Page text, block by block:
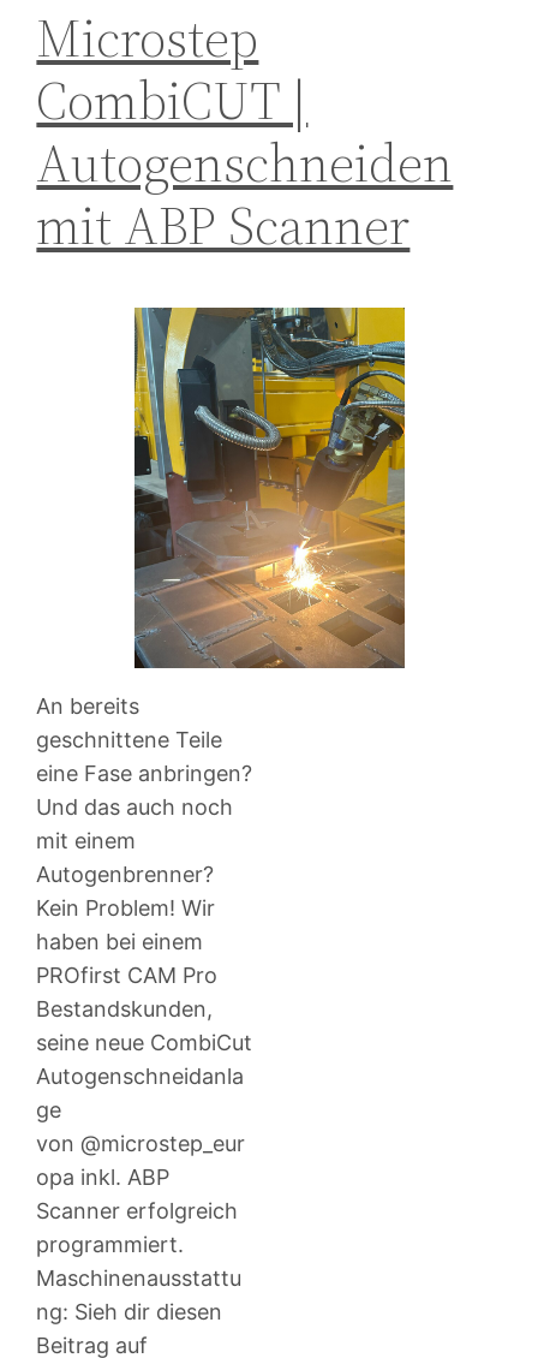
Microstep
CombiCUT |
Autogenschneiden
mit ABP Scanner
An bereits
geschnittene Teile
eine Fase anbringen?
Und das auch noch
mit einem
Autogenbrenner?
Kein Problem! Wir
haben bei einem
PROfirst CAM Pro
Bestandskunden,
seine neue CombiCut
Autogenschneidanla
ge
von @microstep_eur
opa inkl. ABP
Scanner erfolgreich
programmiert.
Maschinenausstattu
ng: Sieh dir diesen
Beitrag auf